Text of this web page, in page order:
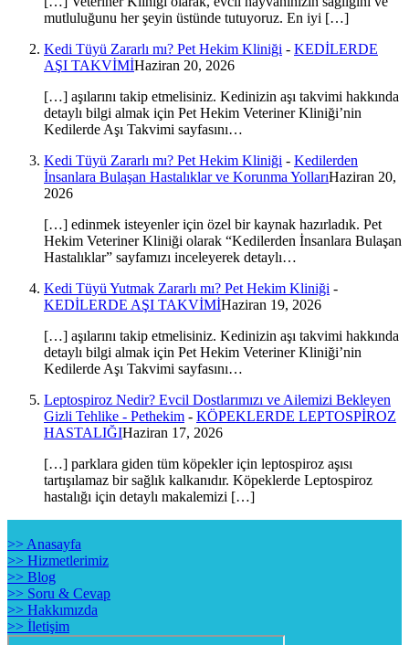
mutluluğunu her şeyin üstünde tutuyoruz. En iyi […]
Kedi Tüyü Zararlı mı? Pet Hekim Kliniği - KEDİLERDE
AŞI TAKVİMİHaziran 20, 2026
[…] aşılarını takip etmelisiniz. Kedinizin aşı takvimi hakkında
detaylı bilgi almak için Pet Hekim Veteriner Kliniği’nin
Kedilerde Aşı Takvimi sayfasını…
Kedi Tüyü Zararlı mı? Pet Hekim Kliniği - Kedilerden
İnsanlara Bulaşan Hastalıklar ve Korunma YollarıHaziran 20,
2026
[…] edinmek isteyenler için özel bir kaynak hazırladık. Pet
Hekim Veteriner Kliniği olarak “Kedilerden İnsanlara Bulaşan
Hastalıklar” sayfamızı inceleyerek detaylı…
Kedi Tüyü Yutmak Zararlı mı? Pet Hekim Kliniği -
KEDİLERDE AŞI TAKVİMİHaziran 19, 2026
[…] aşılarını takip etmelisiniz. Kedinizin aşı takvimi hakkında
detaylı bilgi almak için Pet Hekim Veteriner Kliniği’nin
Kedilerde Aşı Takvimi sayfasını…
Leptospiroz Nedir? Evcil Dostlarımızı ve Ailemizi Bekleyen
Gizli Tehlike - Pethekim - KÖPEKLERDE LEPTOSPİROZ
HASTALIĞIHaziran 17, 2026
[…] parklara giden tüm köpekler için leptospiroz aşısı
tartışılamaz bir sağlık kalkanıdır. Köpeklerde Leptospiroz
hastalığı için detaylı makalemizi […]
>> Anasayfa
>> Hizmetlerimiz
>> Blog
>> Soru & Cevap
>> Hakkımızda
>> İletişim